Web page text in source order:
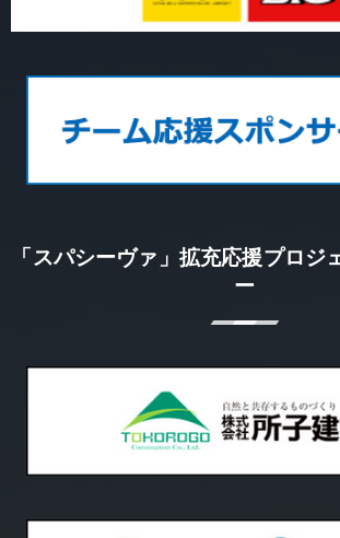
「スパシーヴァ」拡充応援プロジ
ー